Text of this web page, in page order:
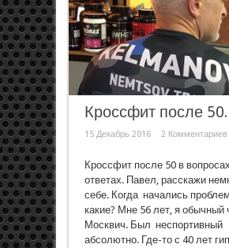
Кроссфит после 50.
15 Декабрь 2016 2 Комментариев
Кроссфит после 50 в
ответах. Павел, расскажи
себе. Когда начались
какие? Мне 56 лет, я обычный
Москвич. Был неспортивный
абсолютно. Где-то с 40 лет